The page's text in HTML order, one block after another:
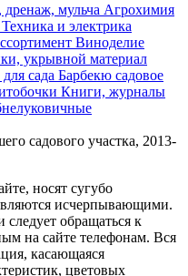
дренаж, мульча Агрохимия
Техника и электрика
Виноделие
укрывной материал
сада Барбекю садовое
Книги, журналы
садового участка, 2013-
носят сугубо
исчерпывающими.
обращаться к
на сайте телефонам. Вся
касающаяся
цветовых